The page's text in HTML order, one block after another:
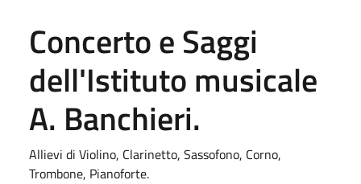
Concerto e Saggi
dell'Istituto musicale
A. Banchieri.
Allievi di Violino, Clarinetto, Sassofono, Corno,
Trombone, Pianoforte.